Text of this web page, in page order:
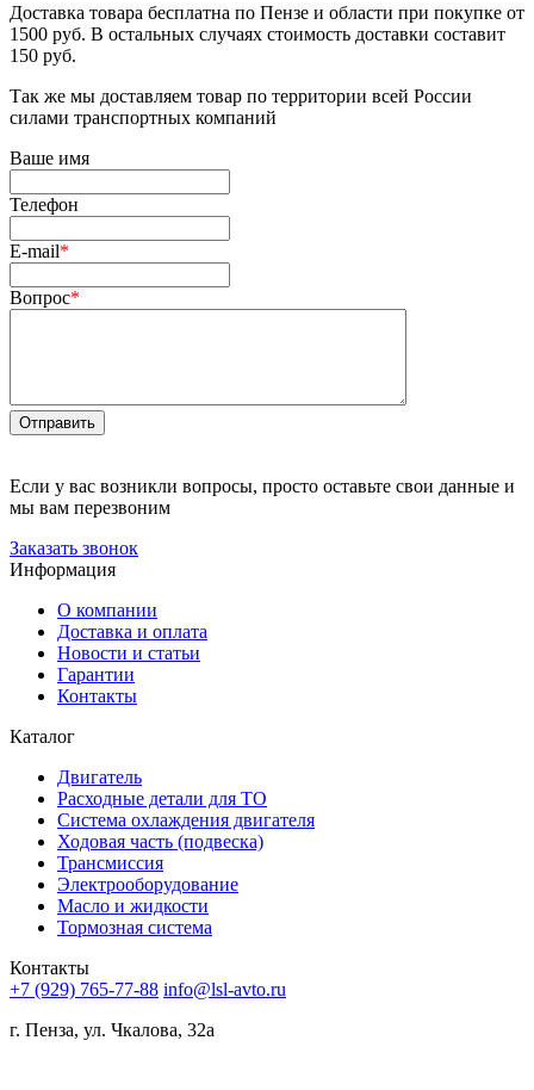
Доставка товара бесплатна по Пензе и области при покупке от
1500 руб. В остальных случаях стоимость доставки составит
150 руб.
Так же мы доставляем товар по территории всей России
силами транспортных компаний
Ваше имя
Телефон
E-mail*
Вопрос*
Отправить
Если у вас возникли вопросы, просто оставьте свои данные и
мы вам перезвоним
Заказать звонок
Информация
О компании
Доставка и оплата
Новости и статьи
Гарантии
Контакты
Каталог
Двигатель
Расходные детали для ТО
Система охлаждения двигателя
Ходовая часть (подвеска)
Трансмиссия
Электрооборудование
Масло и жидкости
Тормозная система
Контакты
+7 (929) 765-77-88 info@lsl-avto.ru
г. Пенза, ул. Чкалова, 32а